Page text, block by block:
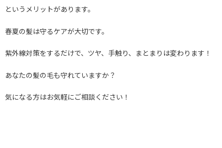
というメリットがあります。
春夏の髪は守るケアが大切です。
紫外線対策をするだけで、ツヤ、手触り、まとまりは変わります！
あなたの髪の毛も守れていますか？
気になる方はお気軽にご相談ください！